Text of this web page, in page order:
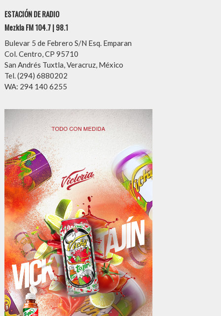
ESTACIÓN DE RADIO
Mezkla FM 104.7 | 98.1
Bulevar 5 de Febrero S/N Esq. Emparan
Col. Centro, CP 95710
San Andrés Tuxtla, Veracruz, México
Tel. (294) 6880202
WA: 294 140 6255